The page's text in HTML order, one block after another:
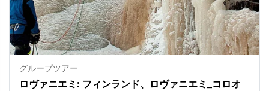
グループツアー
ロヴァニエミ: フィンランド、ロヴァニエミ_コロオ